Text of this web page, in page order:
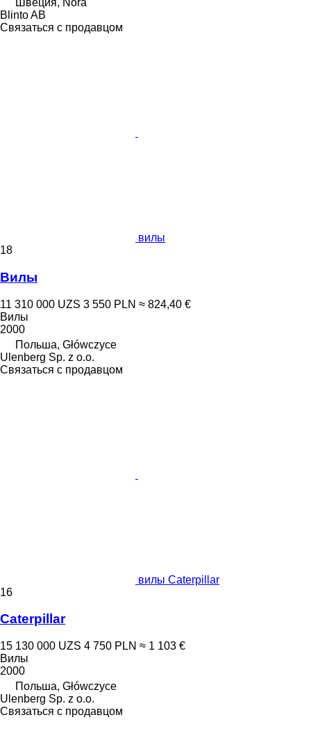
Швеция, Nora
Blinto AB
Связаться с продавцом
вилы
18
Вилы
11 310 000 UZS 3 550 PLN ≈ 824,40 €
Вилы
2000
Польша, Główczyce
Ulenberg Sp. z o.o.
Связаться с продавцом
вилы Caterpillar
16
Caterpillar
15 130 000 UZS 4 750 PLN ≈ 1 103 €
Вилы
2000
Польша, Główczyce
Ulenberg Sp. z o.o.
Связаться с продавцом